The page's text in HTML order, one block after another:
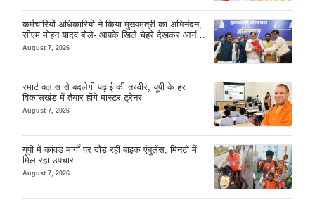
कर्मचारियों-अधिकारियों ने किया मुख्यमंत्री का अभिनंदन,
सीएम मोहन यादव बोले- आपके खिले चेहरे देखकर आनंद
आता है
August 7, 2026
स्मार्ट क्लास से बदलेगी पढ़ाई की तस्वीर, यूपी के हर
विकासखंड में तैयार होंगे मास्टर ट्रेनर
August 7, 2026
यूपी में कांवड़ मार्गों पर दौड़ रहीं बाइक एंबुलेंस, मिनटों में
मिल रहा उपचार
August 7, 2026